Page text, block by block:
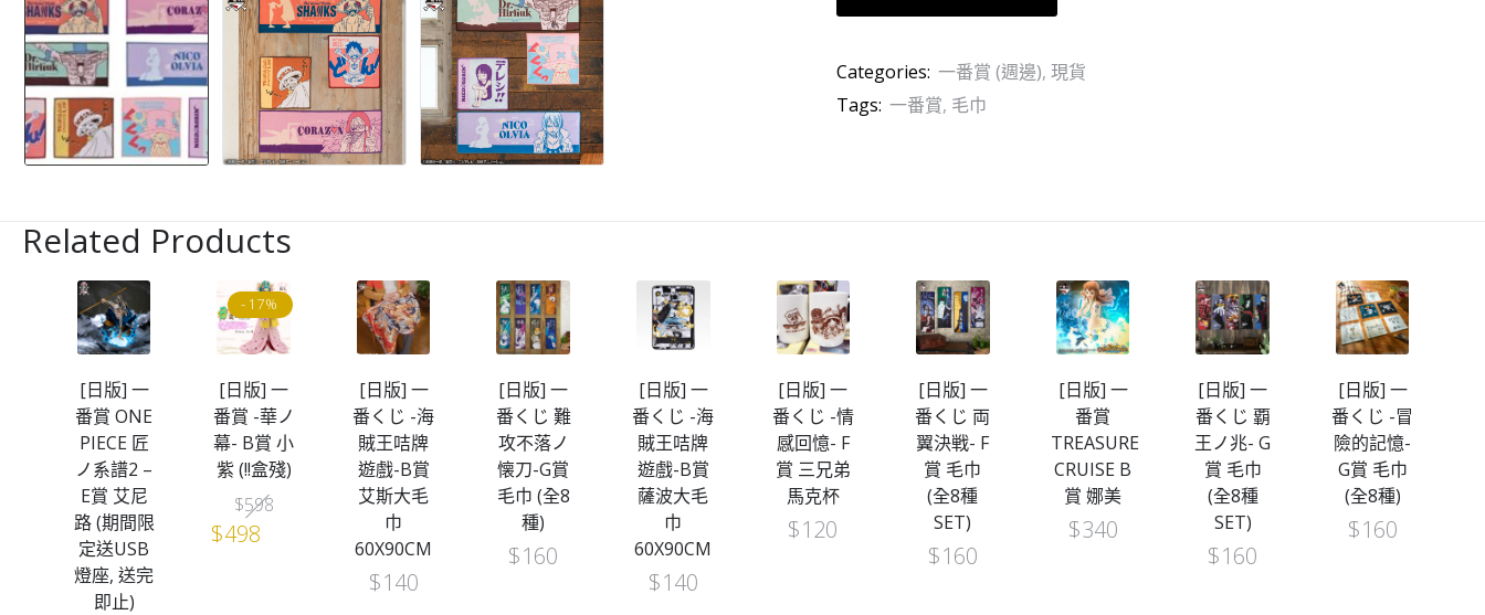
Categories: 一番賞 (週邊), 現貨
Tags: 一番賞, 毛巾
Related Products
[日版] 一
番賞 ONE
PIECE 匠
ノ系譜2 –
E賞 艾尼
路 (期間限
定送USB
燈座, 送完
即止)
-17%
[日版] 一
番賞 -華ノ
幕- B賞 小
紫 (!!盒殘)
$598Original
$498
Current
[日版] 一
番くじ -海
賊王咭牌
遊戲-B賞
艾斯大毛
巾
60X90CM
$140
[日版] 一
番くじ 難
攻不落ノ
懐刀-G賞
毛巾 (全8
種)
$160
[日版] 一
番くじ -海
賊王咭牌
遊戲-B賞
薩波大毛
巾
60X90CM
$140
[日版] 一
番くじ -情
感回憶- F
賞 三兄弟
馬克杯
$120
[日版] 一
番くじ 両
翼決戦- F
賞 毛巾
(全8種
SET)
$160
[日版] 一
番賞
TREASURE
CRUISE B
賞 娜美
$340
[日版] 一
番くじ 覇
王ノ兆- G
賞 毛巾
(全8種
SET)
$160
[日版] 一
番くじ -冒
險的記憶-
G賞 毛巾
(全8種)
$160